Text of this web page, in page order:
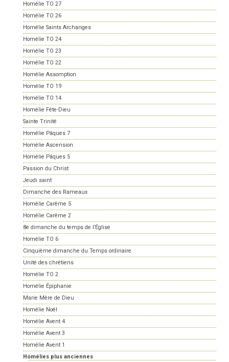
Homélie TO 27
Homélie TO 26
Homélie Saints Archanges
Homélie TO 24
Homélie TO 23
Homélie TO 22
Homélie Assomption
Homélie TO 19
Homélie TO 14
Homélie Fête-Dieu
Sainte Trinité
Homélie Pâques 7
Homélie Ascension
Homélie Pâques 5
Passion du Christ
Jeudi saint
Dimanche des Rameaux
Homélie Carême 5
Homélie Carême 2
8e dimanche du temps de l’Église
Homélie TO 6
Cinquième dimanche du Temps ordinaire
Unité des chrétiens
Homélie TO 2
Homélie Épiphanie
Marie Mère de Dieu
Homélie Noël
Homélie Avent 4
Homélie Avent 3
Homélie Avent 1
Homélies plus anciennes